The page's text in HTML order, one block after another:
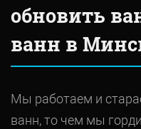
обновить
ванн в
Мы работаем и
ванн, то чем мы